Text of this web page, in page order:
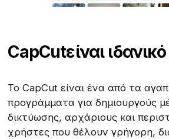
CapCutείναι
Το CapCut είναι ένα από τα
προγράμματα για δημιουργούς
δικτύωσης, αρχάριους και
χρήστες που θέλουν γρήγορη,